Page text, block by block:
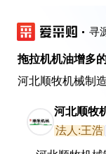
寻
拖拉机机油增多
河北顺牧机械制
河北顺牧
法人:王浩